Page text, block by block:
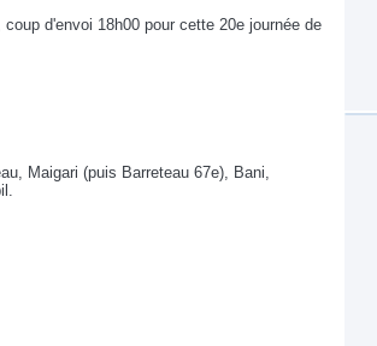
d'envoi 18h00 pour cette 20e journée de
Maigari (puis Barreteau 67e), Bani,